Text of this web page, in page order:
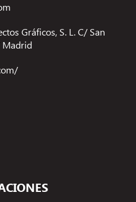
Gráficos, S. L. C/ San
Madrid